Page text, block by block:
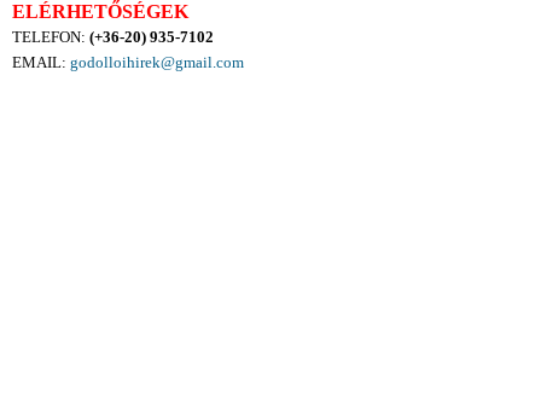
ELÉRHETŐSÉGEK
TELEFON: (+36-20) 935-7102
EMAIL: godolloihirek@gmail.com